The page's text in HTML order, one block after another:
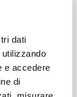
dati
e accedere
di